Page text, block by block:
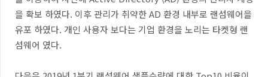
을 확보 하였다. 이후 관리가 취약한AD 환경 내부로 랜섬웨어을
유포 하였다. 개인 사용자 보다는 기업 환경을 노리는 타켓형 랜
섬웨어 였다.